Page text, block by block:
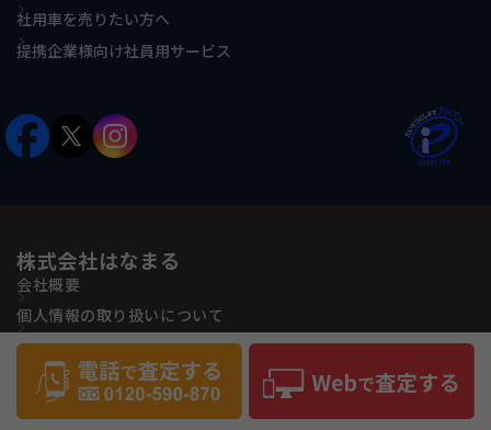
社用車を売りたい方へ
提携企業様向け社員用サービス
株式会社はなまる
会社概要
個人情報の取り扱いについて
古物営業法に基づく表記
反社会的勢力に対する基本方針
サイトマップ